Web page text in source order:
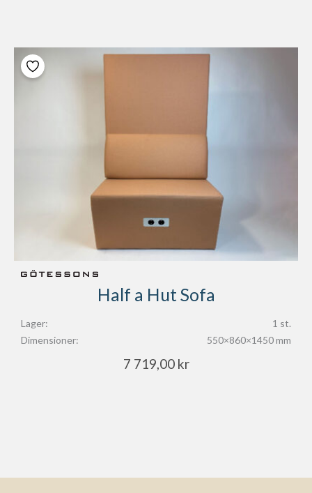
Half a Hut Sofa
Lager:
1 st.
Dimensioner:
550×860×1450 mm
7 719,00 kr